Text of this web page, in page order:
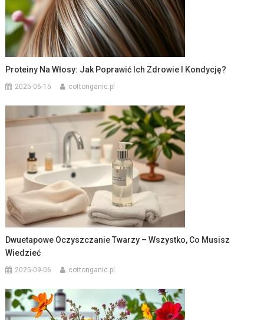
Proteiny Na Włosy: Jak Poprawić Ich Zdrowie I Kondycję?
2025-06-15 cottonganic.pl
Dwuetapowe Oczyszczanie Twarzy – Wszystko, Co Musisz
Wiedzieć
2025-09-06 cottonganic.pl